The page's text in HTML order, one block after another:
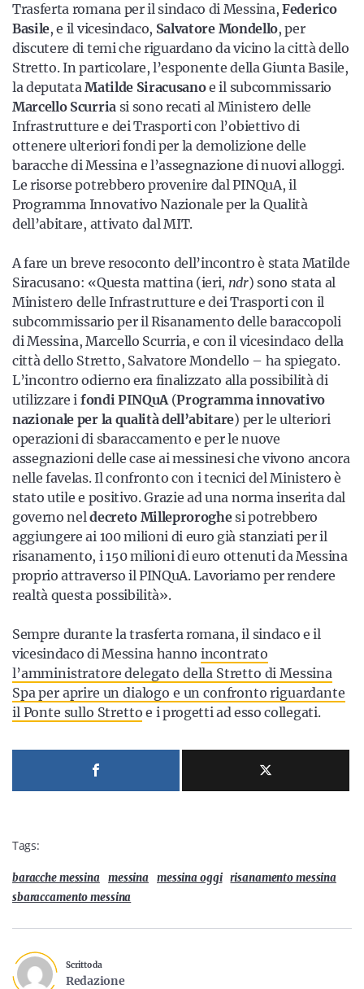
Trasferta romana per il sindaco di Messina, Federico
Basile, e il vicesindaco, Salvatore Mondello, per
discutere di temi che riguardano da vicino la città dello
Stretto. In particolare, l’esponente della Giunta Basile,
la deputataMatilde Siracusanoe il subcommissario
Marcello Scurriasi sono recati al Ministero delle
Infrastrutture e dei Trasporti con l’obiettivo di
ottenere ulteriori fondi per la demolizione delle
baracche di Messina e l’assegnazione di nuovi alloggi.
Le risorse potrebbero provenire dal PINQuA, il
Programma Innovativo Nazionale per la Qualità
dell’abitare, attivato dal MIT.
A fare un breve resoconto dell’incontro è stata Matilde
Siracusano: «Questa mattina (ieri, ndr) sono stata al
Ministero delle Infrastrutture e dei Trasporti con il
subcommissario per il Risanamento delle baraccopoli
di Messina, Marcello Scurria, e con il vicesindaco della
città dello Stretto, Salvatore Mondello – ha spiegato.
L’incontro odierno era finalizzato alla possibilità di
utilizzare i fondi PINQuA(Programma innovativo
nazionale per la qualità dell’abitare) per le ulteriori
operazioni di sbaraccamento e per le nuove
assegnazioni delle case ai messinesi che vivono ancora
nelle favelas. Il confronto con i tecnici del Ministero è
stato utile e positivo. Grazie ad una norma inserita dal
governo neldecreto Milleproroghesi potrebbero
aggiungere ai 100 milioni di euro già stanziati per il
risanamento, i 150 milioni di euro ottenuti da Messina
proprio attraverso il PINQuA. Lavoriamo per rendere
realtà questa possibilità».
Sempre durante la trasferta romana, il sindaco e il
vicesindaco di Messina hanno incontrato
l’amministratore delegato della Stretto di Messina
Spa per aprire un dialogo e un confronto riguardante
il Ponte sullo Stretto e i progetti ad esso collegati.
Tags:
baracche messina messina messina oggi risanamento messina
sbaraccamento messina
Scritto da
Redazione